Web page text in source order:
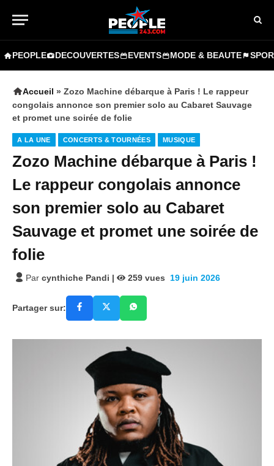
PEOPLE DECOUVERTES EVENTS MODE & BEAUTE
Accueil » Zozo Machine débarque à Paris ! Le rappeur
congolais annonce son premier solo au Cabaret Sauvage
et promet une soirée de folie
A LA UNE CONCERTS & TOURNÉES MUSIQUE
Zozo Machine débarque à Paris !
Le rappeur congolais annonce
son premier solo au Cabaret
Sauvage et promet une soirée de
folie
Par cynthiche Pandi | 259 vues 19 juin 2026
Partager sur: